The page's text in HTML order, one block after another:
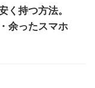
く持つ方法。
余ったスマホ